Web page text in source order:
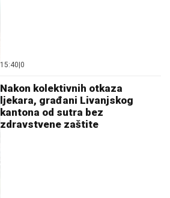
15:40 0
Nakon kolektivnih otkaza
ljekara, građani Livanjskog
kantona od sutra bez
zdravstvene zaštite